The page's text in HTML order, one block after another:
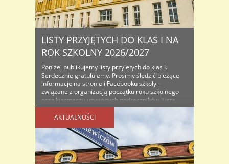
LISTY PRZYJĘTYCH DO KLAS I NA
ROK SZKOLNY 2026/2027
Poniżej publikujemy listy przyjętych do klas I.
Serdecznie gratulujemy. Prosimy śledzić bieżące
informacje na stronie i Facebooku szkoły -
związane z organizacją początku roku szkolnego
oraz kiermaszu używanych podręczników. Lista
osób przyjętych do klas I na rok szkolny...
AKTUALNOŚCI